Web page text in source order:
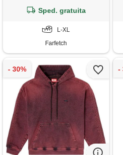
Sped. gratuita
L-XL
Farfetch